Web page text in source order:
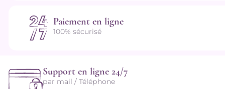
Paiement en ligne
100% sécurisé
Support en ligne 24/7
par mail / Téléphone